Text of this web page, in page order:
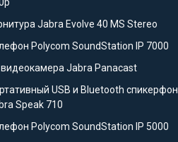
Jabra Evolve 40 MS Stereo
Polycom SoundStation IP 7000
видеокамера Jabra Panacast
USB и Bluetooth спикерфон
Speak 710
Polycom SoundStation IP 5000